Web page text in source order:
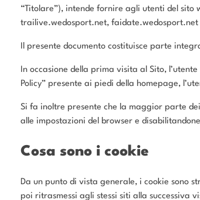
“Titolare”), intende fornire agli utenti del
trailive.wedosport.net, faidate.wedosport.net
Il presente documento costituisce parte
In occasione della prima visita al Sito,
Policy” presente ai piedi della homepage,
Si fa inoltre presente che la maggior parte
alle impostazioni del browser e
Cosa sono i cookie
Da un punto di vista generale, i cookie sono
poi ritrasmessi agli stessi siti alla successiva